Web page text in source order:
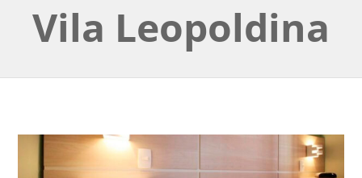
Vila Leopoldina